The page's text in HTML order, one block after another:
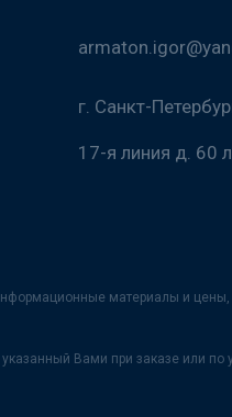
г. Санкт-
17-я линия д. 60
материалы и
Вами при заказе или по